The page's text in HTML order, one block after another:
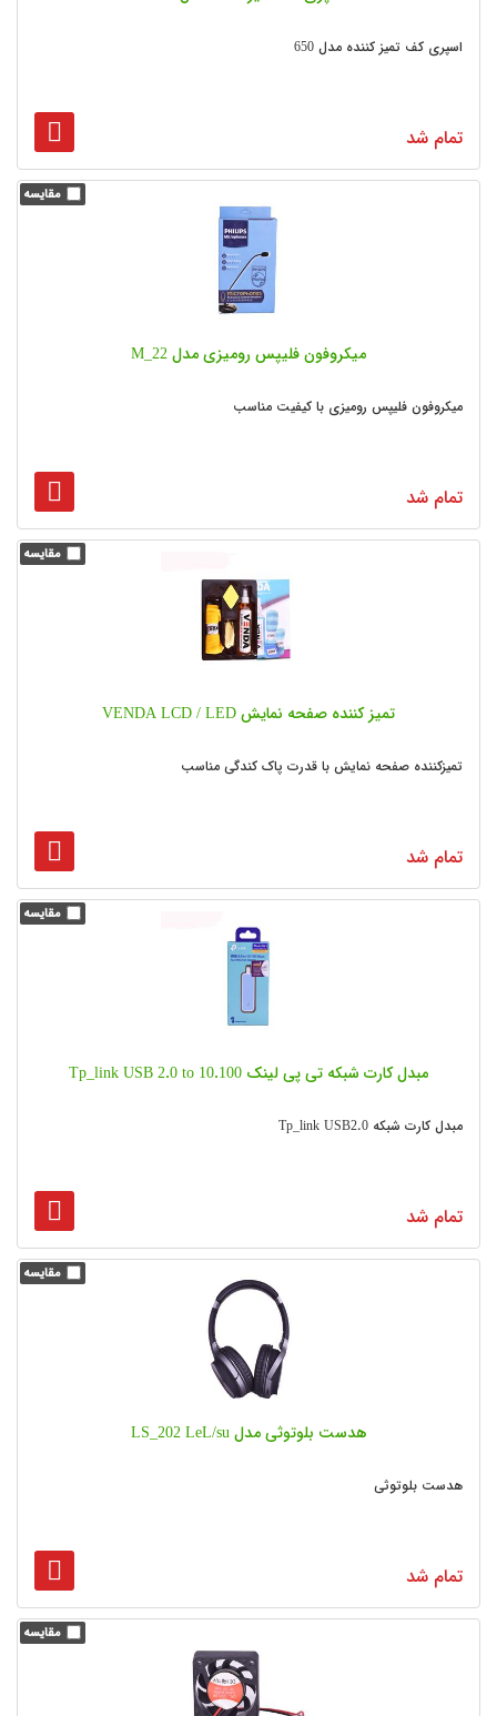
اسپری کف تمیز کننده مدل 650
تمام شد
میکروفون فلیپس رومیزی مدل M_22
میکروفون فلیپس رومیزی با کیفیت مناسب
تمام شد
تمیز کننده صفحه نمایش VENDA LCD / LED
تمیزکننده صفحه نمایش با قدرت پاک کندگی مناسب
تمام شد
مبدل کارت شبکه تی پی لینک Tp_link USB 2.0 to 10.100
مبدل کارت شبکه Tp_link USB2.0
تمام شد
هدست بلوتوثی مدل LS_202 LeL/su
هدست بلوتوثی
تمام شد